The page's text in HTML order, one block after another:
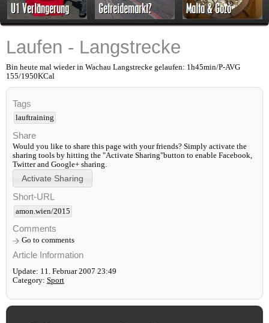
Laufen - Langstrecke
Bin heute mal wieder in Wachau Langstrecke gelaufen: 1h45min/P-AVG
155/1950KCal
Tags
lauftraining
Share
Would you like to share this page with your friends? Simply activate the
sharing tools by hitting the "Activate Sharing"button to enable Facebook,
Twitter and Google+ sharing.
Short-URL
amon.wien/2015
Comments
Go to comments
Article Information
Update: 11. Februar 2007 23:49
Category: Sport